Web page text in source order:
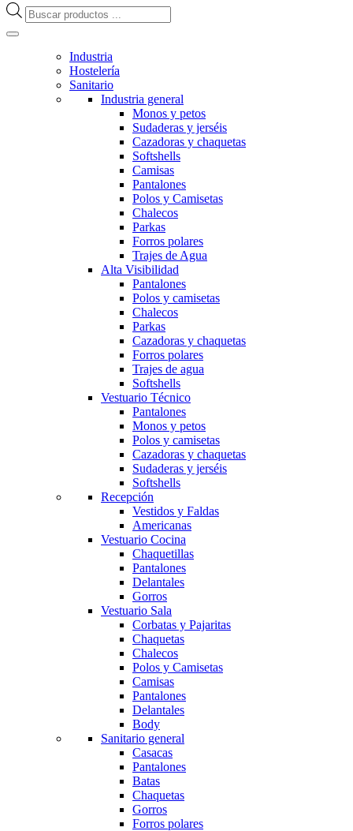
Búsqueda
de
Industria
Hostelería
Sanitario
Industria general
Monos y petos
Sudaderas y jerséis
Cazadoras y chaquetas
Softshells
Camisas
Pantalones
Polos y Camisetas
Chalecos
Parkas
Forros polares
Trajes de Agua
Alta Visibilidad
Pantalones
Polos y camisetas
Chalecos
Parkas
Cazadoras y chaquetas
Forros polares
Trajes de agua
Softshells
Vestuario Técnico
Pantalones
Monos y petos
Polos y camisetas
Cazadoras y chaquetas
Sudaderas y jerséis
Softshells
Recepción
Vestidos y Faldas
Americanas
Vestuario Cocina
Chaquetillas
Pantalones
Delantales
Gorros
Vestuario Sala
Corbatas y Pajaritas
Chaquetas
Chalecos
Polos y Camisetas
Camisas
Pantalones
Delantales
Body
Sanitario general
Casacas
Pantalones
Batas
Chaquetas
Gorros
Forros polares